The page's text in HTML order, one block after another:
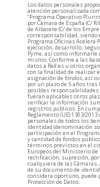
Los datos personales
atención personalizada
“Programa Operativo
por Cámara de España (C/
de Albacete (C/ de los
corresponsabilidad,
Programa Oficinas
ejecución, desarrollo,
Pyme, así como informarle
mismo. Conforme a las
datos a Red.es u otros
con la finalidad de realizar
asignación de fondos, así
por un plazo de 5 años
posibles
fueran aplicables otros
verificar la información
registros públicos. En
Reglamento (UE) 1303/
personales de todos los
identidad (denominación
participación en el
y cantidad de fondos
términos previstos en el
Europeos del Ministerio de
rectificación, supresión,
cualquiera de las Cámaras,
de su documento de
considera oportuno, puede
Protección de Datos.